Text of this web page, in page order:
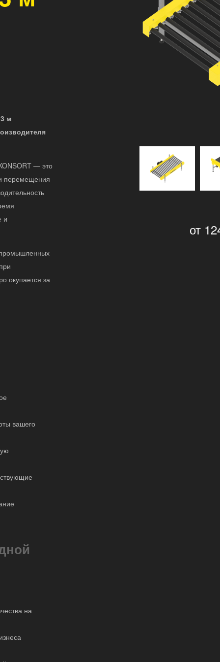
м
— это
перемещения
и
промышленных
окупается за
вашего
на
от